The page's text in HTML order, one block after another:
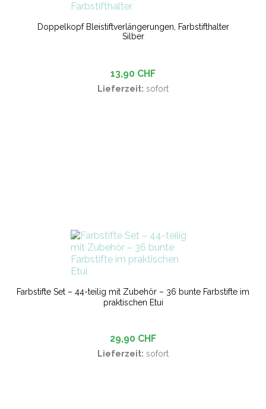
Doppelkopf Bleistiftverlängerungen, Farbstifthalter
Silber
13,90 CHF
Lieferzeit: sofort
Farbstifte Set – 44-teilig mit Zubehör – 36 bunte Farbstifte im
praktischen Etui
29,90 CHF
Lieferzeit: sofort